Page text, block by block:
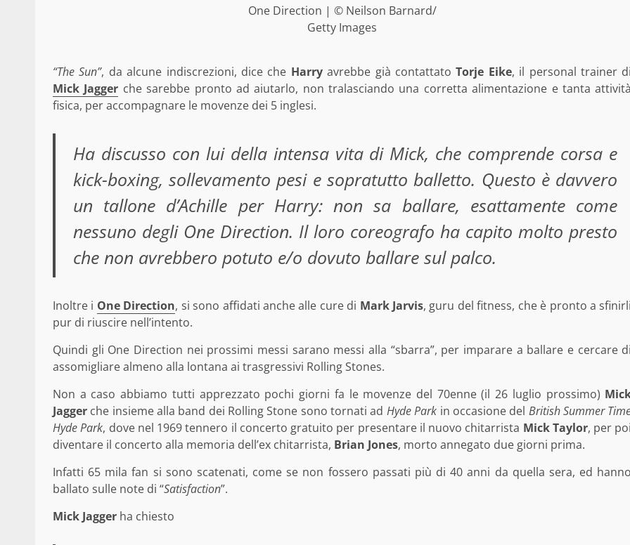
One Direction | © Neilson Barnard/
Getty Images
“The Sun”, da alcune indiscrezioni, dice che Harryavrebbe già contattatoTorje Eike, il personal trainer
Mick Jagger che sarebbe pronto ad aiutarlo, non tralasciando una corretta alimentazione e tanta
fisica, per accompagnare le movenze dei 5 inglesi.
Ha discusso con lui della intensa vita di Mick, che comprende corsa e
kick-boxing, sollevamento pesi e sopratutto balletto. Questo è davvero
un tallone d’Achille per Harry: non sa ballare, esattamente come
nessuno degli One Direction. Il loro coreografo ha capito molto presto
che non avrebbero potuto e/o dovuto ballare sul palco.
Inoltre i One Direction, si sono affidati anche alle cure di Mark Jarvis, guru del fitness, che è pronto a
pur di riuscire nell’intento.
Quindi gli One Direction nei prossimi messi sarano messi alla “sbarra”, per imparare a ballare e cercare
assomigliare almeno alla lontana ai trasgressivi Rolling Stones.
Non a caso abbiamo tutti apprezzato pochi giorni fa le movenze del 70enne (il 26 luglio prossimo)
Jagger che insieme alla band dei Rolling Stone sono tornati ad Hyde Park in occasione del British Summer
Hyde Park, dove nel 1969 tennero il concerto gratuito per presentare il nuovo chitarrista Mick Taylor, per
diventare il concerto alla memoria dell’ex chitarrista, Brian Jones, morto annegato due giorni prima.
Infatti 65 mila fan si sono scatenati, come se non fossero passati più di 40 anni da quella sera, ed
ballato sulle note di “Satisfaction”.
Mick Jagger ha chiesto